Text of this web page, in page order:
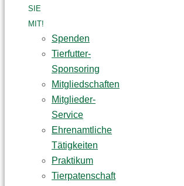
SIE
MIT!
Spenden
Tierfutter-
Sponsoring
Mitgliedschaften
Mitglieder-
Service
Ehrenamtliche
Tätigkeiten
Praktikum
Tierpatenschaft